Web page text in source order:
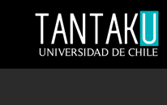
content